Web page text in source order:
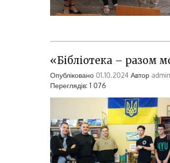
«Бібліотека – разом
Опубліковано 01.10.2024 Автор admin
Переглядів: 1 076